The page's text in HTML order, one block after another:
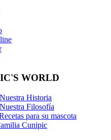
WORLD
Historia
Filosofía
para su mascota
Cunipic